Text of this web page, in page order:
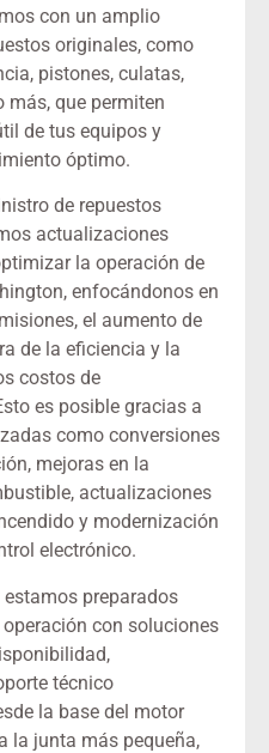
con un amplio
originales, como
pistones, culatas,
más, que permiten
de tus equipos y
óptimo.
de repuestos
actualizaciones
la operación de
enfocándonos en
el aumento de
de la eficiencia y la
costos de
es posible gracias a
como conversiones
mejoras en la
actualizaciones
y modernización
electrónico.
estamos preparados
con soluciones
técnico
la base del motor
la junta más pequeña,